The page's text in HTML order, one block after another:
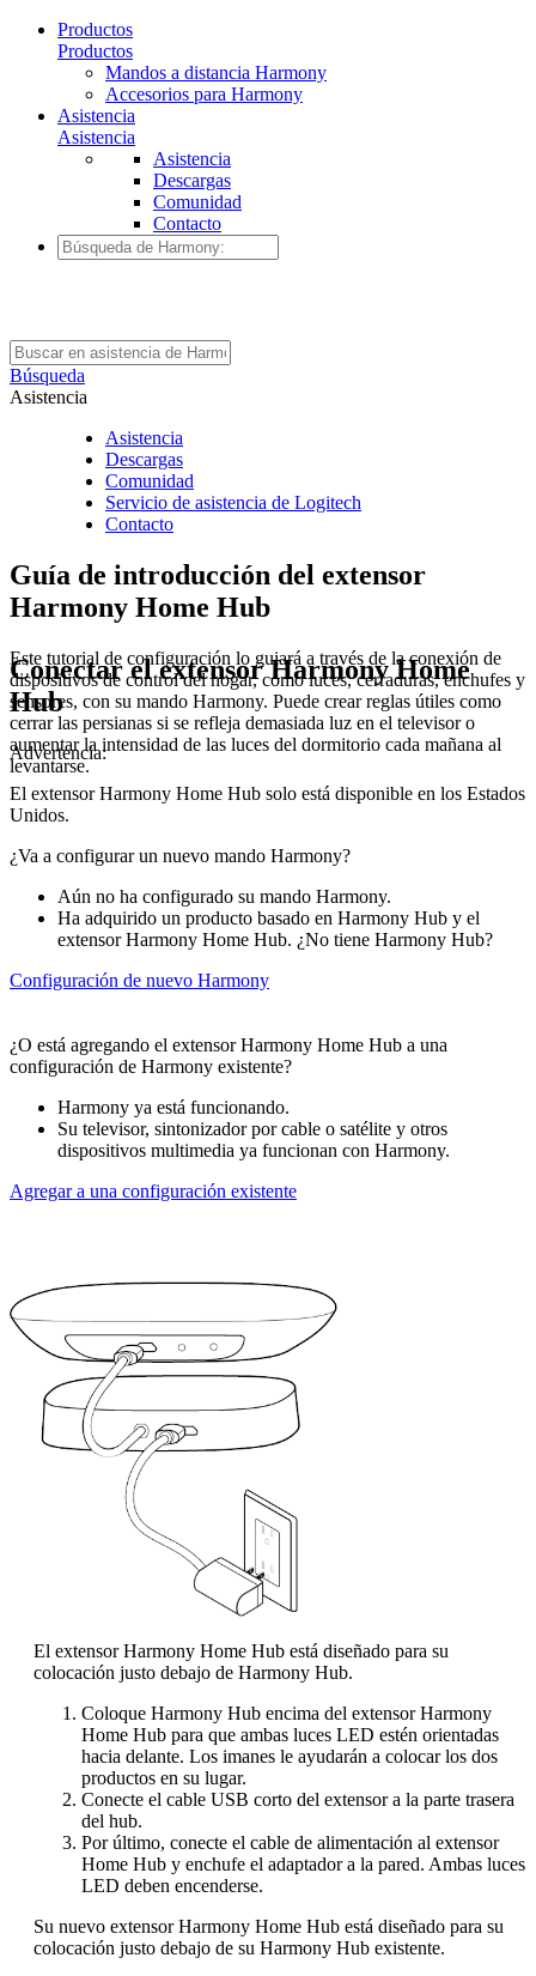
Productos
Productos
Mandos a distancia Harmony
Accesorios para Harmony
Asistencia
Asistencia
Asistencia
Descargas
Comunidad
Contacto
Búsqueda
Asistencia
Asistencia
Descargas
Comunidad
Servicio de asistencia de Logitech
Contacto
Guía de introducción del extensor
Harmony Home Hub
Este tutorial de configuración lo guiará a través de la conexión de
dispositivos de control del hogar, como luces, cerraduras, enchufes y
sensores, con su mando Harmony. Puede crear reglas útiles como
cerrar las persianas si se refleja demasiada luz en el televisor o
aumentar la intensidad de las luces del dormitorio cada mañana al
levantarse.
Conectar el extensor Harmony Home
Hub
Advertencia:
El extensor Harmony Home Hub solo está disponible en los Estados
Unidos.
¿Va a configurar un nuevo mando Harmony?
Aún no ha configurado su mando Harmony.
Ha adquirido un producto basado en Harmony Hub y el
extensor Harmony Home Hub. ¿No tiene Harmony Hub?
Configuración de nuevo Harmony
¿O está agregando el extensor Harmony Home Hub a una
configuración de Harmony existente?
Harmony ya está funcionando.
Su televisor, sintonizador por cable o satélite y otros
dispositivos multimedia ya funcionan con Harmony.
Agregar a una configuración existente
El extensor Harmony Home Hub está diseñado para su
colocación justo debajo de Harmony Hub.
Coloque Harmony Hub encima del extensor Harmony
Home Hub para que ambas luces LED estén orientadas
hacia delante. Los imanes le ayudarán a colocar los dos
productos en su lugar.
Conecte el cable USB corto del extensor a la parte trasera
del hub.
Por último, conecte el cable de alimentación al extensor
Home Hub y enchufe el adaptador a la pared. Ambas luces
LED deben encenderse.
Su nuevo extensor Harmony Home Hub está diseñado para su
colocación justo debajo de su Harmony Hub existente.